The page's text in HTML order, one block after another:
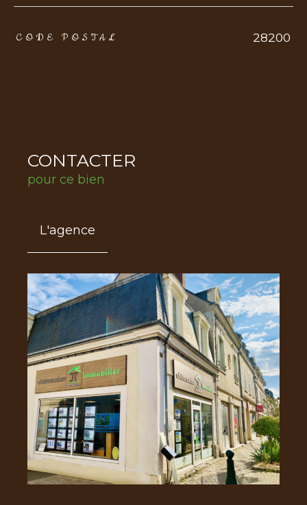
TRAD_ZEPHYR_Caracteristique TRAD_ZEPHYR_Valeurs
CODE POSTAL 28200
CONTACTER
pour ce bien
L'agence